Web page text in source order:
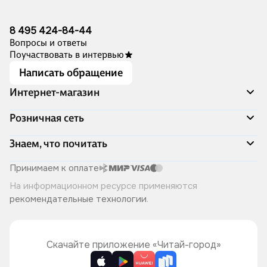
8 495 424-84-44
Вопросы и ответы
Поучаствовать в интервью
Написать обращение
Интернет-магазин
Акции
Доставка и оплата
Программа лояльности
Подарочные сертификаты
Правила продажи
Политика конфиденциальности
Розничная сеть
Адреса магазинов
Книжный Дозор
О компании
Читай-город для бизнеса
Хотите у нас работать?
Знаем, что почитать
Скоро в продаже
Лучшие из лучших
Читай-журнал
Принимаем к оплате
На информационном ресурсе применяются
рекомендательные технологии.
Скачайте приложение «Читай-город»